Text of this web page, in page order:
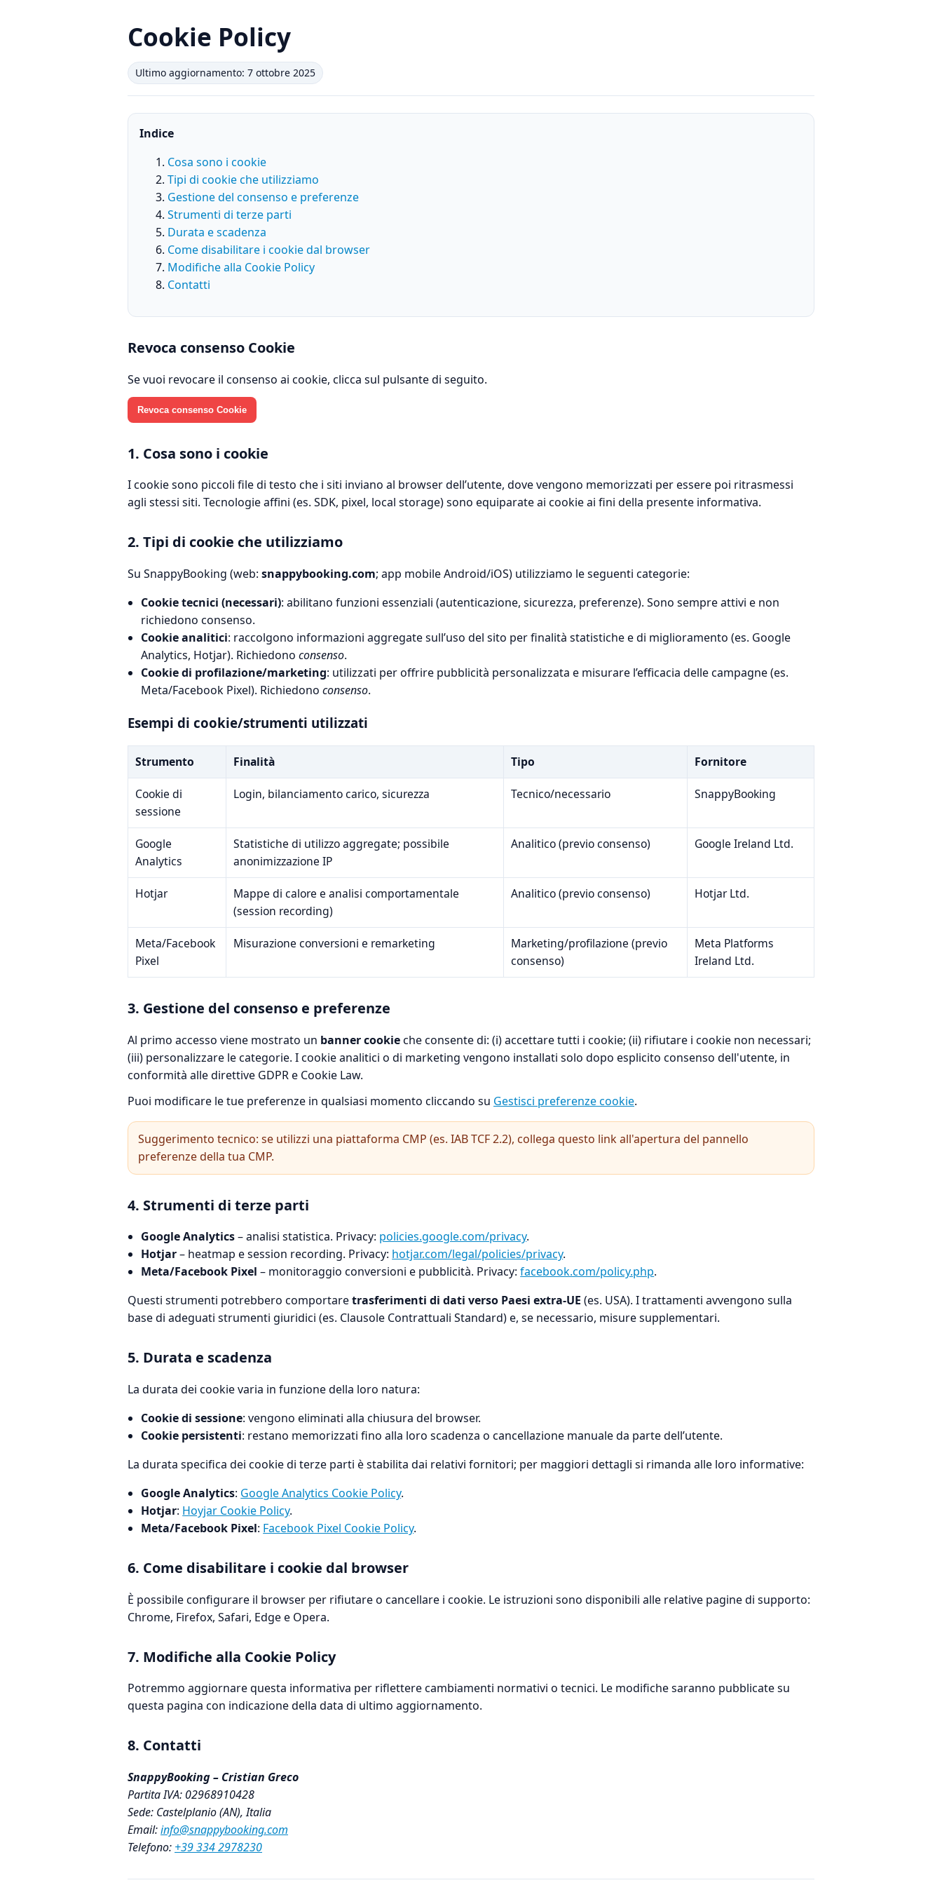
Cookie Policy
Ultimo aggiornamento: 7 ottobre 2025
Indice
Cosa sono i cookie
Tipi di cookie che utilizziamo
Gestione del consenso e preferenze
Strumenti di terze parti
Durata e scadenza
Come disabilitare i cookie dal browser
Modifiche alla Cookie Policy
Contatti
Revoca consenso Cookie
Se vuoi revocare il consenso ai cookie, clicca sul pulsante di seguito.
Revoca consenso Cookie
1. Cosa sono i cookie
I cookie sono piccoli file di testo che i siti inviano al browser dell’utente, dove vengono memorizzati per essere poi ritrasmessi
agli stessi siti. Tecnologie affini (es. SDK, pixel, local storage) sono equiparate ai cookie ai fini della presente informativa.
2. Tipi di cookie che utilizziamo
Su SnappyBooking (web: snappybooking.com; app mobile Android/iOS) utilizziamo le seguenti categorie:
Cookie tecnici (necessari): abilitano funzioni essenziali (autenticazione, sicurezza, preferenze). Sono sempre attivi e non
richiedono consenso.
Cookie analitici: raccolgono informazioni aggregate sull’uso del sito per finalità statistiche e di miglioramento (es. Google
Analytics, Hotjar). Richiedonoconsenso.
Cookie di profilazione/marketing: utilizzati per offrire pubblicità personalizzata e misurare l’efficacia delle campagne (es.
Meta/Facebook Pixel). Richiedonoconsenso.
Esempi di cookie/strumenti utilizzati
Strumento Finalità Tipo Fornitore
Cookie di
sessione
Login, bilanciamento carico, sicurezza Tecnico/necessario SnappyBooking
Google
Analytics
Statistiche di utilizzo aggregate; possibile
anonimizzazione IP
Analitico (previo consenso) Google Ireland Ltd.
Hotjar
Mappe di calore e analisi comportamentale
(session recording)
Analitico (previo consenso) Hotjar Ltd.
Meta/Facebook
Pixel
Misurazione conversioni e remarketing
Marketing/profilazione (previo
consenso)
Meta Platforms
Ireland Ltd.
3. Gestione del consenso e preferenze
Al primo accesso viene mostrato un banner cookieche consente di: (i) accettare tutti i cookie; (ii) rifiutare i cookie non necessari;
(iii) personalizzare le categorie. I cookie analitici o di marketing vengono installati solo dopo esplicito consenso dell'utente, in
conformità alle direttive GDPR e Cookie Law.
Puoi modificare le tue preferenze in qualsiasi momento cliccando su Gestisci preferenze cookie.
Suggerimento tecnico: se utilizzi una piattaforma CMP (es. IAB TCF 2.2), collega questo link all'apertura del pannello
preferenze della tua CMP.
4. Strumenti di terze parti
Google Analytics– analisi statistica. Privacy: policies.google.com/privacy.
Hotjar– heatmap e session recording. Privacy: hotjar.com/legal/policies/privacy.
Meta/Facebook Pixel – monitoraggio conversioni e pubblicità. Privacy:facebook.com/policy.php.
Questi strumenti potrebbero comportaretrasferimenti di dati verso Paesi extra-UE (es. USA). I trattamenti avvengono sulla
base di adeguati strumenti giuridici (es. Clausole Contrattuali Standard) e, se necessario, misure supplementari.
5. Durata e scadenza
La durata dei cookie varia in funzione della loro natura:
Cookie di sessione: vengono eliminati alla chiusura del browser.
Cookie persistenti: restano memorizzati fino alla loro scadenza o cancellazione manuale da parte dell’utente.
La durata specifica dei cookie di terze parti è stabilita dai relativi fornitori; per maggiori dettagli si rimanda alle loro informative:
Google Analytics: Google Analytics Cookie Policy.
Hotjar: Hoyjar Cookie Policy.
Meta/Facebook Pixel: Facebook Pixel Cookie Policy.
6. Come disabilitare i cookie dal browser
È possibile configurare il browser per rifiutare o cancellare i cookie. Le istruzioni sono disponibili alle relative pagine di supporto:
Chrome, Firefox, Safari, Edge e Opera.
7. Modifiche alla Cookie Policy
Potremmo aggiornare questa informativa per riflettere cambiamenti normativi o tecnici. Le modifiche saranno pubblicate su
questa pagina con indicazione della data di ultimo aggiornamento.
8. Contatti
SnappyBooking – Cristian Greco
Partita IVA: 02968910428
Sede: Castelplanio (AN), Italia
Email:info@snappybooking.com
Telefono: +39 334 2978230